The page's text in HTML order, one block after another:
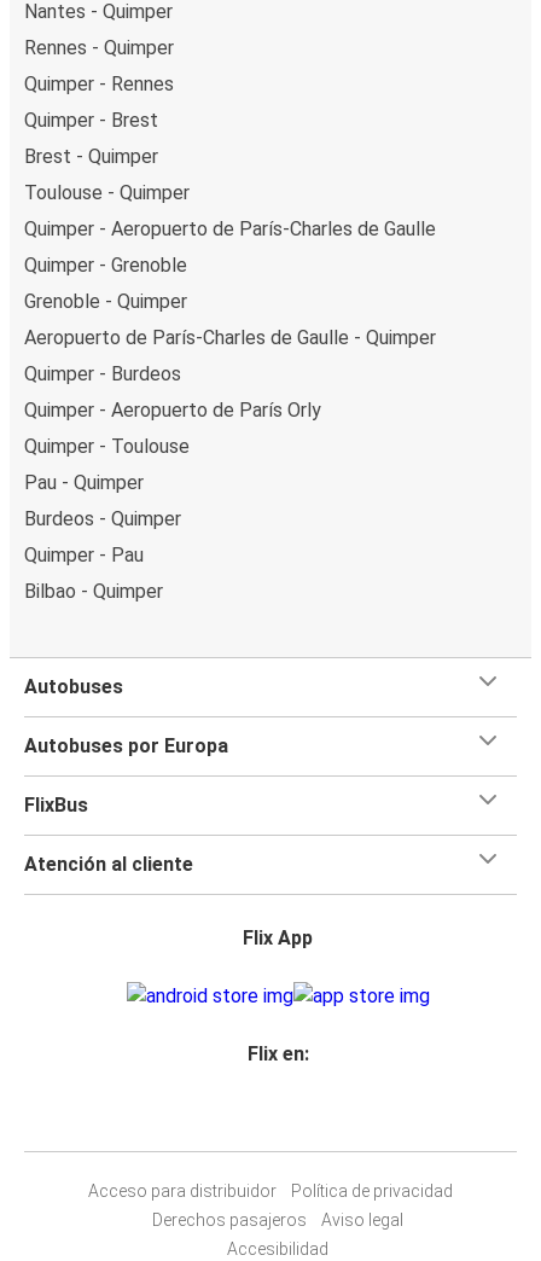
Nantes - Quimper
Rennes - Quimper
Quimper - Rennes
Quimper - Brest
Brest - Quimper
Toulouse - Quimper
Quimper - Aeropuerto de París-Charles de Gaulle
Quimper - Grenoble
Grenoble - Quimper
Aeropuerto de París-Charles de Gaulle - Quimper
Quimper - Burdeos
Quimper - Aeropuerto de París Orly
Quimper - Toulouse
Pau - Quimper
Burdeos - Quimper
Quimper - Pau
Bilbao - Quimper
Autobuses
Autobuses por Europa
FlixBus
Atención al cliente
Flix App
Flix en:
Acceso para distribuidor
Política de privacidad
Derechos pasajeros
Aviso legal
Accesibilidad